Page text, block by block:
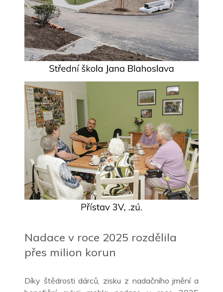
Nadace v roce 2025 rozdělila
přes milion korun
Díky štědrosti dárců, zisku z nadačního jmění a